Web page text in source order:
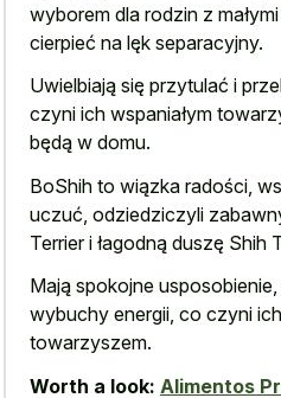
wyborem dla rodzin z
cierpieć na lęk separacyjny.
Uwielbiają się przytulać i
czyni ich wspaniałym
będą w domu.
BoShih to wiązka radości,
uczuć, odziedziczyli
Terrier i łagodną duszę Shih
Mają spokojne
wybuchy energii, co czyni
towarzyszem.
Worth a look: Alimentos